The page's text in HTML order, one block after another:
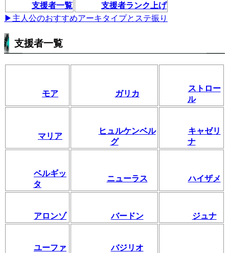
支援者一覧
支援者ランク上げ
▶主人公のおすすめアーキタイプとステ振り
支援者一覧
モア ガリカ
ストロー
ル
マリア
ヒュルケンベル
グ
キャゼリ
ナ
ベルギッ
タ
ニューラス ハイザメ
アロンゾ バードン ジュナ
ユーファ
バジリオ